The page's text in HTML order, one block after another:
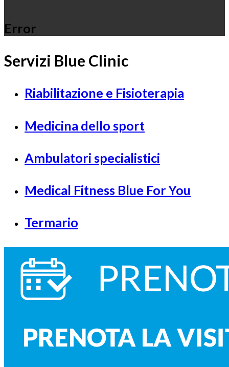
Error
Servizi Blue Clinic
Riabilitazione e Fisioterapia
Medicina dello sport
Ambulatori specialistici
Medical Fitness Blue For You
Termario